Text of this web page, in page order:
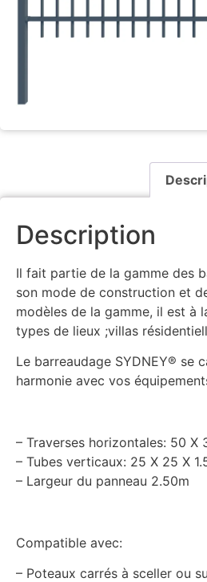
Description
Il fait partie de la gamme des
son mode de construction et
modèles de la gamme, il est à
types de lieux ;villas
Le barreaudage SYDNEY® se
harmonie avec vos
– Traverses horizontales: 50 X
– Tubes verticaux: 25 X 25 X
– Largeur du panneau 2.50m
Compatible avec:
– Poteaux carrés à sceller ou